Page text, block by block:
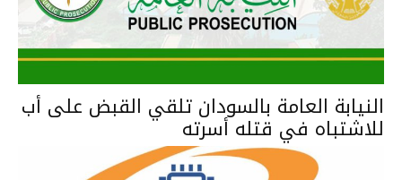
النيابة العامة بالسودان تلقي القبض على أب
للاشتباه في قتله أسرته